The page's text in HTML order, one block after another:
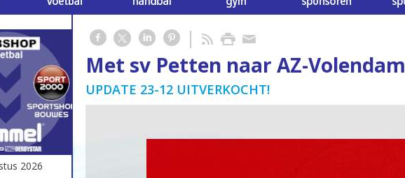
Met sv Petten naar AZ-Volendam
UPDATE 23-12 UITVERKOCHT!
2026